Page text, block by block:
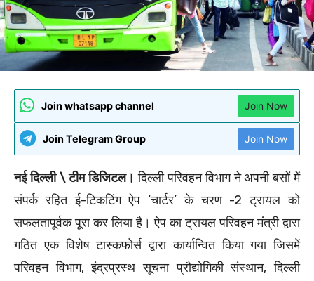
Join whatsapp channel Join Now
Join Telegram Group Join Now
नई दिल्ली \ टीम डिजिटल। दिल्ली परिवहन विभाग ने अपनी बसों में
संपर्क रहित ई-टिकटिंग ऐप ‘चार्टर’ के चरण -2 ट्रायल को
सफलतापूर्वक पूरा कर लिया है। ऐप का ट्रायल परिवहन मंत्री द्वारा
गठित एक विशेष टास्कफोर्स द्वारा कार्यान्वित किया गया जिसमें
परिवहन विभाग, इंद्रप्रस्थ सूचना प्रौद्योगिकी संस्थान, दिल्ली